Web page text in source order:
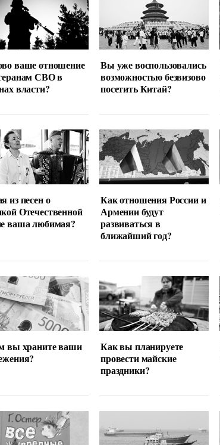
ваше отношение
СВО в
власти?
Вы уже воспользовались
возможностью безвизово
посетить Китай?
из песен о
Отечественной
ваша любимая?
Как отношения России и
Армении будут
развиваться в
ближайший год?
вы храните ваши
Как вы планируете
провести майские
праздники?